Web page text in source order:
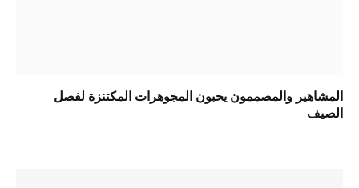
المشاهير والمصممون يحبون المجوهرات المكتنزة لفصل
الصيف